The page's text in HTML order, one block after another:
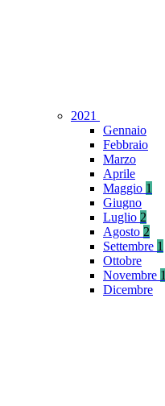
2021
Gennaio
Febbraio
Marzo
Aprile
Maggio 1
Giugno
Luglio 2
Agosto 2
Settembre 1
Ottobre
Novembre 1
Dicembre